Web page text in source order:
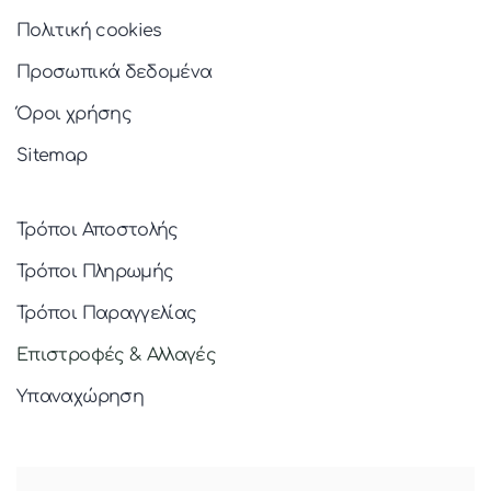
Πολιτική cookies
Προσωπικά δεδομένα
Όροι χρήσης
Sitemap
Τρόποι Αποστολής
Τρόποι Πληρωμής
Τρόποι Παραγγελίας
Επιστροφές & Αλλαγές
Υπαναχώρηση